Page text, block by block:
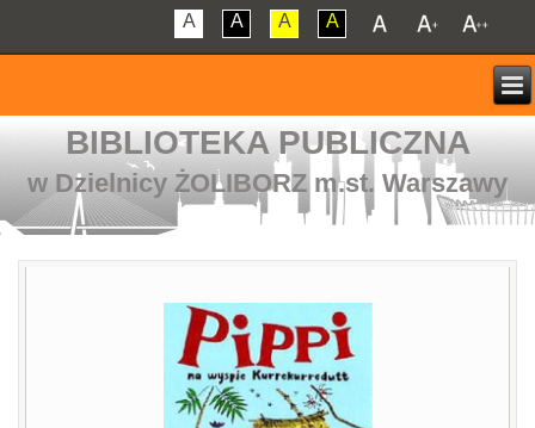
A A A A
BIBLIOTEKA PUBLICZNA
w Dzielnicy ŻOLIBORZ m.st. Warszawy